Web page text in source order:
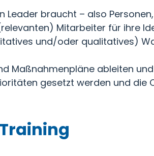
Leader braucht – also
Mitarbeiter für ihre
und/oder qualitatives)
Maßnahmenpläne ableiten
gesetzt werden und die